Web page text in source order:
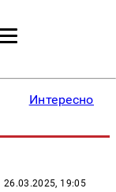
Интересное
26.03.2025, 19:05